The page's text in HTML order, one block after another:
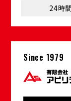
24時
Since 1979